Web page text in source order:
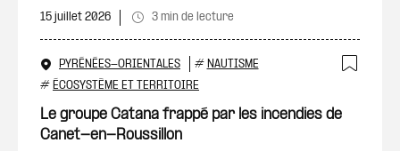
15 juillet 2026 3 min de lecture
PYRÉNÉES-ORIENTALES # NAUTISME
# ÉCOSYSTÈME ET TERRITOIRE
Le groupe Catana frappé par les incendies de
Canet-en-Roussillon